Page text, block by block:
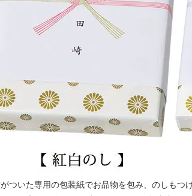
ついた専用の包装紙でお品物を包み、のしもつ